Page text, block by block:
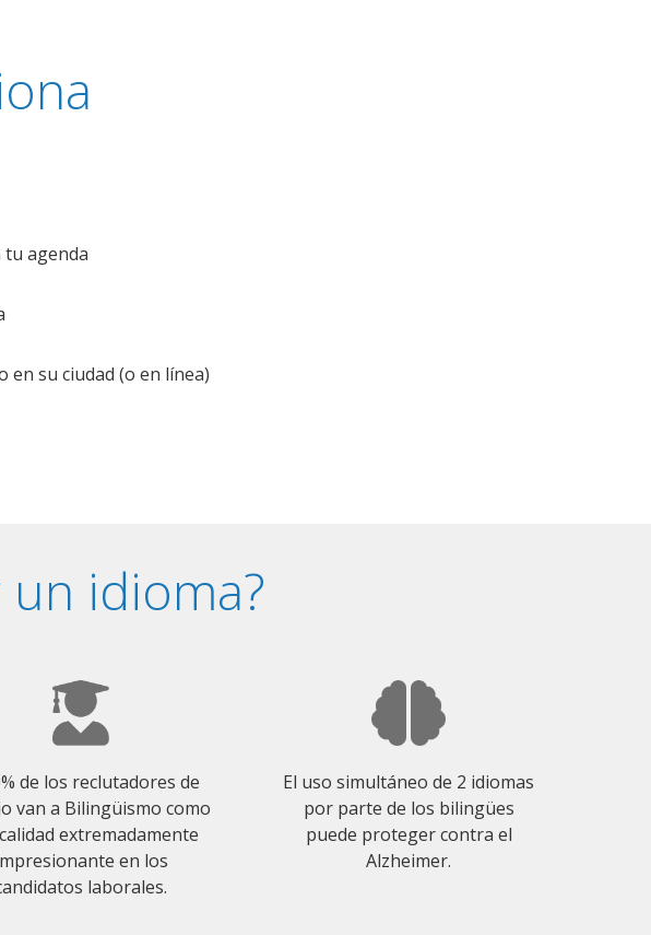
tu agenda
su ciudad (o en línea)
idioma?
de los reclutadores de
van a Bilingüismo como
extremadamente
en los
laborales.
El uso simultáneo de 2 idiomas
por parte de los bilingües
puede proteger contra el
Alzheimer.